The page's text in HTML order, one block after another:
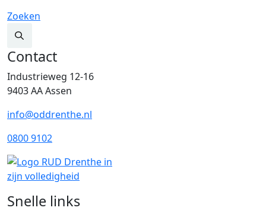
Zoeken
Contact
Industrieweg 12-16
9403 AA Assen
info@oddrenthe.nl
0800 9102
Snelle links